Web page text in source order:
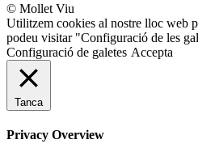
© Mollet Viu
Utilitzem cookies al nostre lloc web
podeu visitar "Configuració de les
Configuració de galetes Accepta
Tanca
Privacy Overview